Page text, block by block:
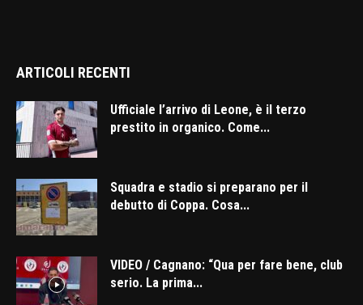
ARTICOLI RECENTI
Ufficiale l’arrivo di Leone, è il terzo
prestito in organico. Come...
Squadra e stadio si preparano per il
debutto di Coppa. Cosa...
VIDEO / Cagnano: “Qua per fare bene, club
serio. La prima...